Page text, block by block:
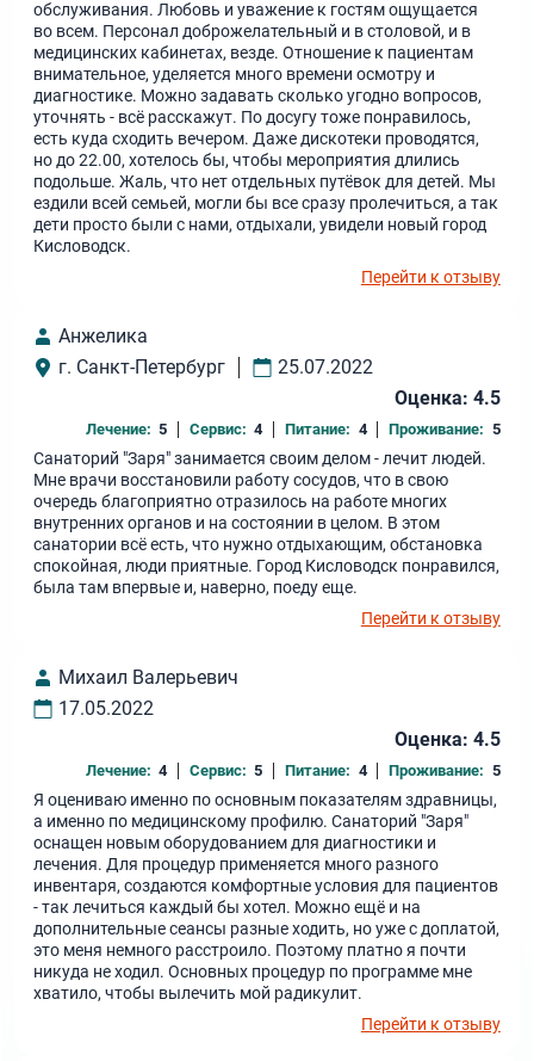
обслуживания. Любовь и уважение к гостям ощущается
во всем. Персонал доброжелательный и в столовой, и в
медицинских кабинетах, везде. Отношение к пациентам
внимательное, уделяется много времени осмотру и
диагностике. Можно задавать сколько угодно вопросов,
уточнять - всё расскажут. По досугу тоже понравилось,
есть куда сходить вечером. Даже дискотеки проводятся,
но до 22.00, хотелось бы, чтобы мероприятия длились
подольше. Жаль, что нет отдельных путёвок для детей. Мы
ездили всей семьей, могли бы все сразу пролечиться, а так
дети просто были с нами, отдыхали, увидели новый город
Кисловодск.
Перейти к отзыву
Анжелика
г. Санкт-Петербург
25.07.2022
Оценка: 4.5
Лечение: 5 Сервис: 4 Питание: 4 Проживание: 5
Санаторий "Заря" занимается своим делом - лечит людей.
Мне врачи восстановили работу сосудов, что в свою
очередь благоприятно отразилось на работе многих
внутренних органов и на состоянии в целом. В этом
санатории всё есть, что нужно отдыхающим, обстановка
спокойная, люди приятные. Город Кисловодск понравился,
была там впервые и, наверно, поеду еще.
Перейти к отзыву
Михаил Валерьевич
17.05.2022
Оценка: 4.5
Лечение: 4 Сервис: 5 Питание: 4 Проживание: 5
Я оцениваю именно по основным показателям здравницы,
а именно по медицинскому профилю. Санаторий "Заря"
оснащен новым оборудованием для диагностики и
лечения. Для процедур применяется много разного
инвентаря, создаются комфортные условия для пациентов
- так лечиться каждый бы хотел. Можно ещё и на
дополнительные сеансы разные ходить, но уже с доплатой,
это меня немного расстроило. Поэтому платно я почти
никуда не ходил. Основных процедур по программе мне
хватило, чтобы вылечить мой радикулит.
Перейти к отзыву